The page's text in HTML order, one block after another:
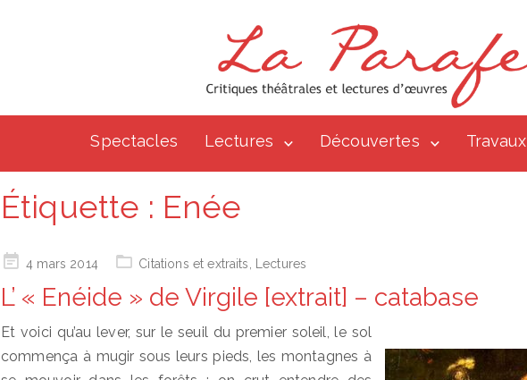
Spectacles Lectures Découvertes Travaux
Étiquette : Enée
Posted4 mars 2014 Citations et extraits Lectures
L’ « Enéide » de Virgile [extrait] – catabase
Et voici qu’au lever, sur le seuil du premier soleil, le sol
commença à mugir sous leurs pieds, les montagnes à